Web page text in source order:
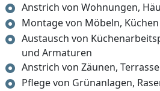
Anstrich von Wohnungen,
Montage von Möbeln,
Austausch von
und Armaturen
Anstrich von Zäunen,
Pflege von Grünanlagen,